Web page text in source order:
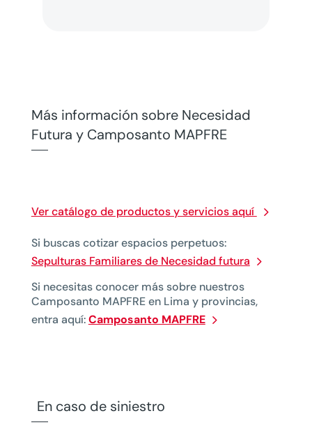
Más información sobre Necesidad
Futura y Camposanto MAPFRE
Ver catálogo de productos y servicios aquí
Si buscas cotizar espacios perpetuos:
Sepulturas Familiares de Necesidad futura
Si necesitas conocer más sobre nuestros
Camposanto MAPFREen Lima y provincias,
entra aquí:Camposanto MAPFRE
En caso de siniestro